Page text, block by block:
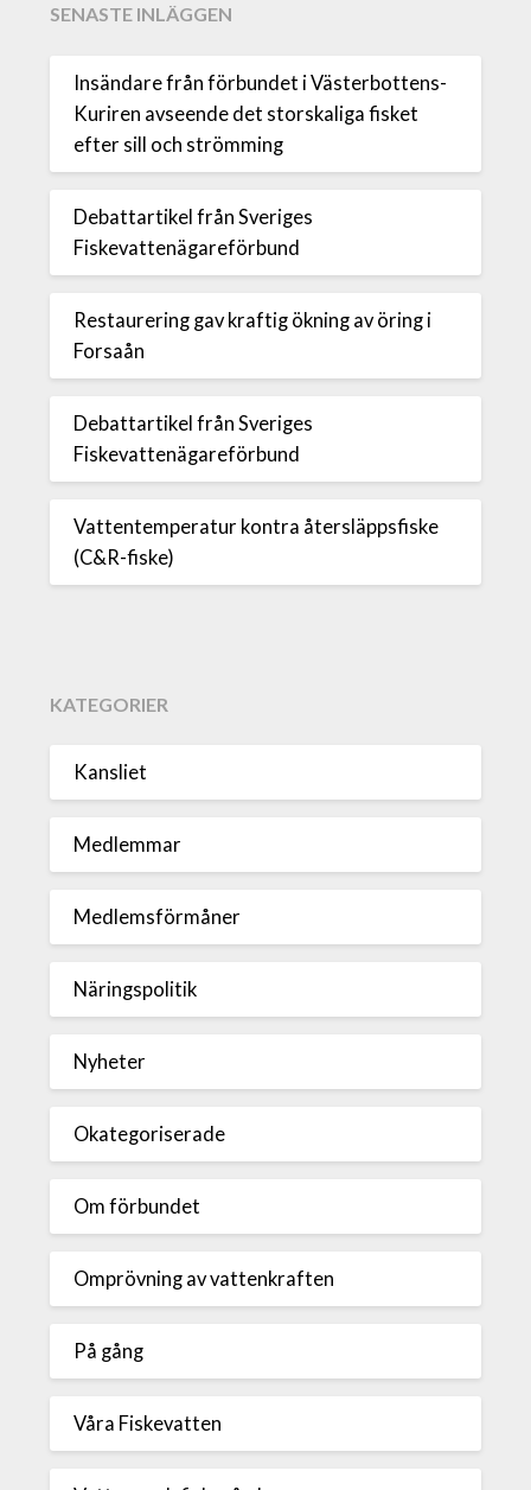
SENASTE INLÄGGEN
Insändare från förbundet i Västerbottens-
Kuriren avseende det storskaliga fisket
efter sill och strömming
Debattartikel från Sveriges
Fiskevattenägareförbund
Restaurering gav kraftig ökning av öring i
Forsaån
Debattartikel från Sveriges
Fiskevattenägareförbund
Vattentemperatur kontra återsläppsfiske
(C&R-fiske)
KATEGORIER
Kansliet
Medlemmar
Medlemsförmåner
Näringspolitik
Nyheter
Okategoriserade
Om förbundet
Omprövning av vattenkraften
På gång
Våra Fiskevatten